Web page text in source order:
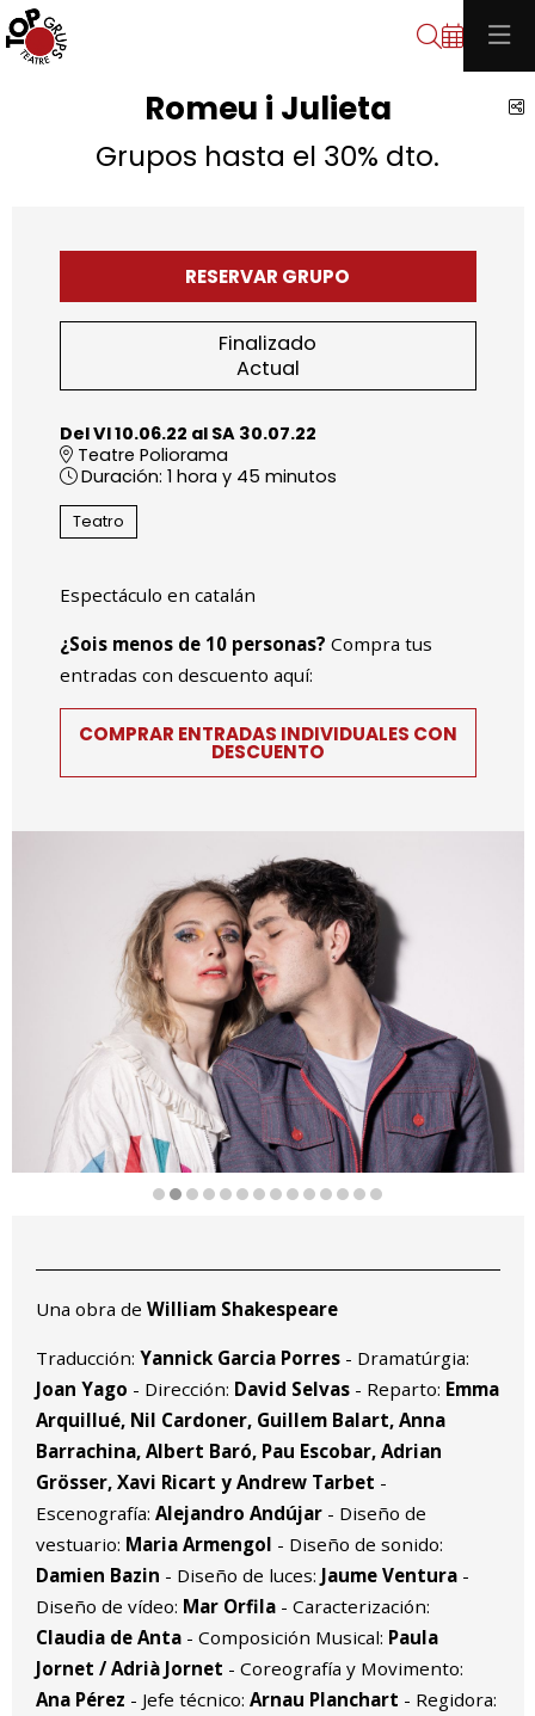
Buscar
Romeu i Julieta
Grupos hasta el 30% dto.
RESERVAR GRUPO
Finalizado
Actual
Del VI 10.06.22 al SA 30.07.22
Teatre Poliorama
Duración: 1 hora y 45 minutos
Teatro
Espectáculo en catalán
¿Sois menos de 10 personas? Compra tus
entradas con descuento aquí:
COMPRAR ENTRADAS INDIVIDUALES CON
DESCUENTO
Una obra de William Shakespeare
Traducción: Yannick Garcia Porres- Dramatúrgia:
Joan Yago - Dirección: David Selvas - Reparto: Emma
Arquillué, Nil Cardoner, Guillem Balart, Anna
Barrachina, Albert Baró, Pau Escobar, Adrian
Grösser, Xavi Ricart y Andrew Tarbet -
Escenografía: Alejandro Andújar- Diseño de
vestuario: Maria Armengol - Diseño de sonido:
Damien Bazin - Diseño de luces: Jaume Ventura-
Diseño de vídeo: Mar Orfila- Caracterización:
Claudia de Anta - Composición Musical: Paula
Jornet / Adrià Jornet - Coreografía y Movimento:
Ana Pérez - Jefe técnico: Arnau Planchart - Regidora: